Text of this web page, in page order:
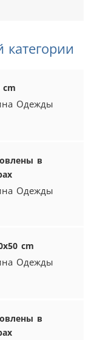
cm
Одежды
в
Одежды
cm
Одежды
в